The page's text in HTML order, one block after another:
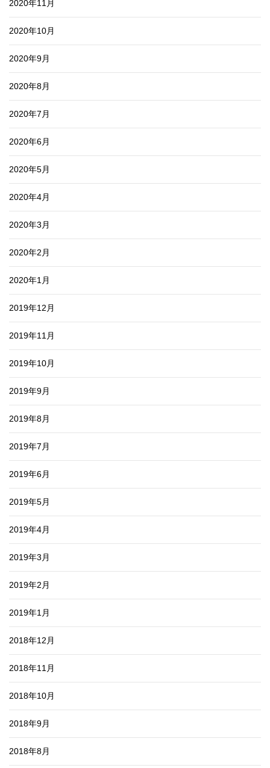
2020年11月
2020年10月
2020年9月
2020年8月
2020年7月
2020年6月
2020年5月
2020年4月
2020年3月
2020年2月
2020年1月
2019年12月
2019年11月
2019年10月
2019年9月
2019年8月
2019年7月
2019年6月
2019年5月
2019年4月
2019年3月
2019年2月
2019年1月
2018年12月
2018年11月
2018年10月
2018年9月
2018年8月